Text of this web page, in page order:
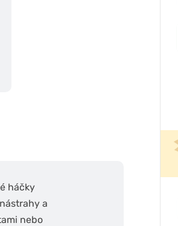
háčky
a
nebo